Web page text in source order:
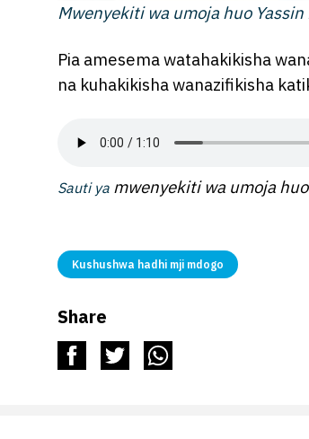
Mwenyekiti wa umoja huo Yassin
Pia amesema watahakikisha
na kuhakikisha wanazifikisha
Sauti ya mwenyekiti wa umoja
Kushushwa hadhi mji mdogo
Share